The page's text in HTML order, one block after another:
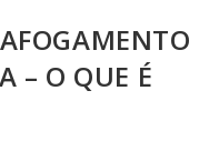
– O QUE É